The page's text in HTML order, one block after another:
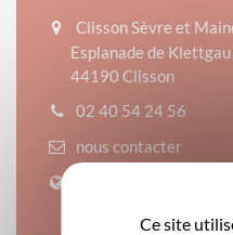
Clisson Sèvre et
Esplanade de Klettgau
44190 Clisson
02 40 54 24 56
nous contacter
Ce site